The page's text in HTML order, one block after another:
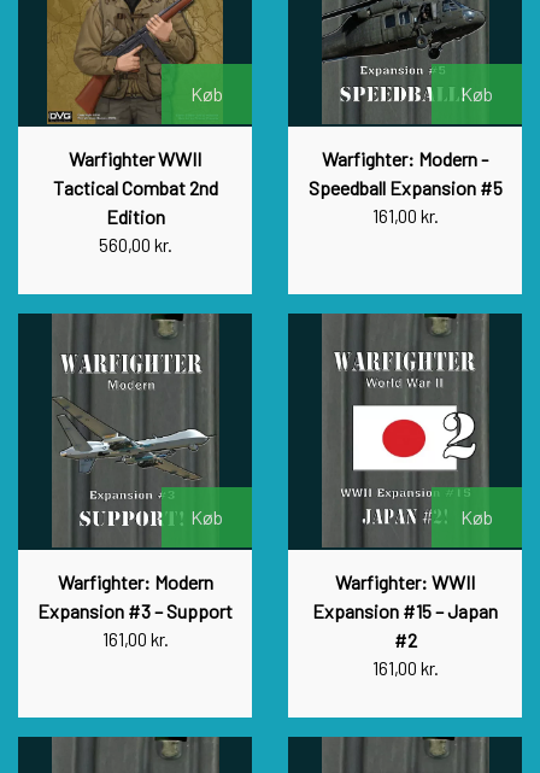
Køb
Warfighter WWII
Tactical Combat 2nd
Edition
560,00 kr.
Køb
Warfighter: Modern -
Speedball Expansion #5
161,00 kr.
Køb
Warfighter: Modern
Expansion #3 – Support
161,00 kr.
Køb
Warfighter: WWII
Expansion #15 – Japan
#2
161,00 kr.